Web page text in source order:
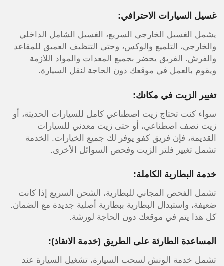
غسيل السيارات الاحترافي:
يشمل الغسيل الخارجي السريع، الغسيل الشامل الداخلي
والخارجي، التلميع والوكس، وحتى التنظيف العميق للمقاعد
والفرش. الفريق يحضر بجميع المعدات والمواد اللازمة
ويقوم بالعمل في موقعك دون الحاجة لنقل السيارة.
تغيير الزيت في مكانك:
سواء كنت تحتاج زيت اصطناعي كامل للسيارات الحديثة، أو
زيت نصف اصطناعي، أو حتى زيت معدني للسيارات
القديمة، فإن فريق كفو يوفر لك جميع الخيارات. الخدمة
تشمل تغيير فلتر الزيت وفحص السوائل الأخرى.
خدمة البطارية الكاملة:
تشمل الفحص المجاني للبطارية، الشحن السريع إذا كانت
ضعيفة، واستبدال البطارية ببطارية أصلية جديدة مع الضمان.
كل هذا يتم في موقعك دون الحاجة لورشة.
المساعدة الطارئة على الطريق (خدمة الانقاذ):
تشمل خدمة الونش لسحب السيارة، تشغيل السيارة عند